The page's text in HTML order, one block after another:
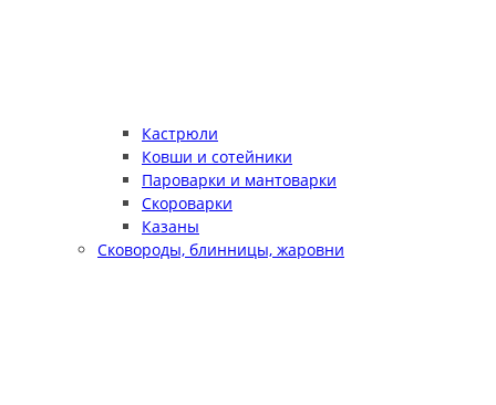
Кастрюли
Ковши и сотейники
Пароварки и мантоварки
Скороварки
Казаны
Сковороды, блинницы, жаровни